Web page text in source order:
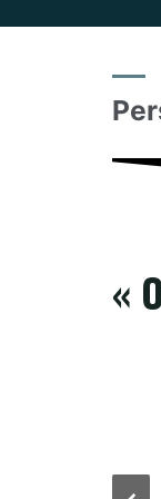
«